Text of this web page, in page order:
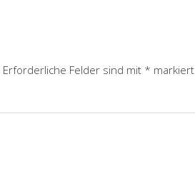
Erforderliche Felder sind mit * markiert